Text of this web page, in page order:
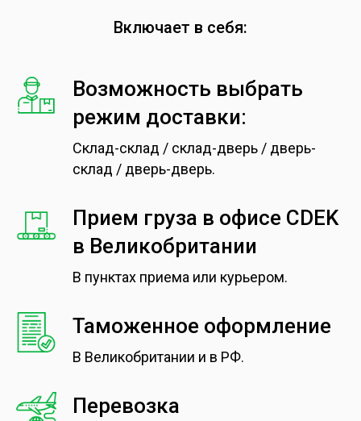
Включает в себя:
Возможность выбрать
режим доставки:
Склад-склад / склад-дверь / дверь-
склад / дверь-дверь.
Прием груза в офисе CDEK
в Великобритании
В пунктах приема или курьером.
Таможенное оформление
В Великобритании и в РФ.
Перевозка